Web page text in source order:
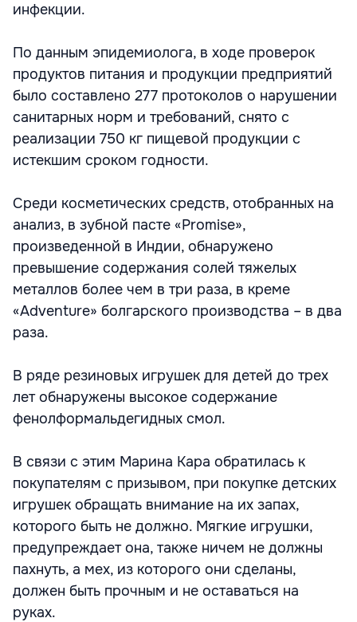
инфекции.
По данным эпидемиолога, в ходе проверок
продуктов питания и продукции предприятий
было составлено 277 протоколов о нарушении
санитарных норм и требований, снято с
реализации 750 кг пищевой продукции с
истекшим сроком годности.
Среди косметических средств, отобранных на
анализ, в зубной пасте «Promise»,
произведенной в Индии, обнаружено
превышение содержания солей тяжелых
металлов более чем в три раза, в креме
«Adventure» болгарского производства – в два
раза.
В ряде резиновых игрушек для детей до трех
лет обнаружены высокое содержание
фенолформальдегидных смол.
В связи с этим Марина Кара обратилась к
покупателям с призывом, при покупке детских
игрушек обращать внимание на их запах,
которого быть не должно. Мягкие игрушки,
предупреждает она, также ничем не должны
пахнуть, а мех, из которого они сделаны,
должен быть прочным и не оставаться на
руках.